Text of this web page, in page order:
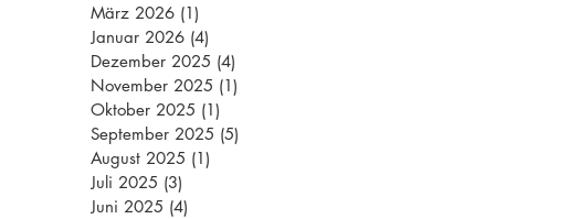
März 2026 (1)
Januar 2026 (4)
Dezember 2025 (4)
November 2025 (1)
Oktober 2025 (1)
September 2025 (5)
August 2025 (1)
Juli 2025 (3)
Juni 2025 (4)